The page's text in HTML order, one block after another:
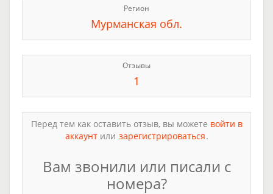
Регион
Мурманская обл.
Отзывы
1
Перед тем как оставить отзыв, вы можете войти в
аккаунтили зарегистрироваться.
Вам звонили или писали с
номера?